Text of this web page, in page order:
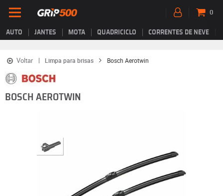
AUTO JANTES MOTA QUADRICICLO CORRENTES DE NEVE
0
Voltar Limpa para brisas Bosch Aerotwin
BOSCH AEROTWIN